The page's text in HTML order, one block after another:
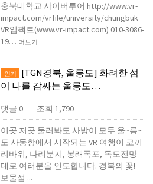
충북대학교 사이버투어 http://www.vr-
impact.com/vrfile/university/chungbuk
VR임팩트(www.vr-impact.com) 010-3086-
19… 더보기
인기
[TGN경북, 울릉도] 화려한 섬
이 나를 감싸는 울릉도…
댓글 0 조회 1,790
이곳 저곳 둘러봐도 사방이 모두 울~릉~
도 사동항에서 시작되는 VR 여행이 코끼
리바위, 나리분지, 봉래폭포, 독도전망
대로 여러분을 인도합니다. 경북의 꽃!
보물섬 ...